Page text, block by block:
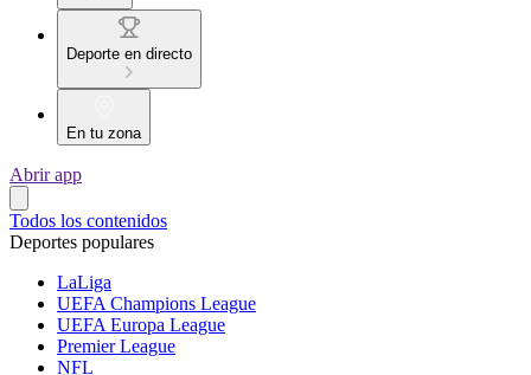
Deporte en directo
En tu zona
Abrir app
Todos los contenidos
Deportes populares
LaLiga
UEFA Champions League
UEFA Europa League
Premier League
NFL